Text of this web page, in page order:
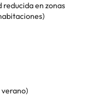
en zonas